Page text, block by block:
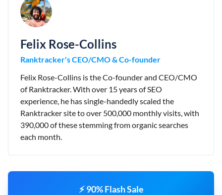
Felix Rose-Collins
Ranktracker's CEO/CMO & Co-founder
Felix Rose-Collins is the Co-founder and CEO/CMO
of Ranktracker. With over 15 years of SEO
experience, he has single-handedly scaled the
Ranktracker site to over 500,000 monthly visits, with
390,000 of these stemming from organic searches
each month.
⚡ 90% Flash Sale